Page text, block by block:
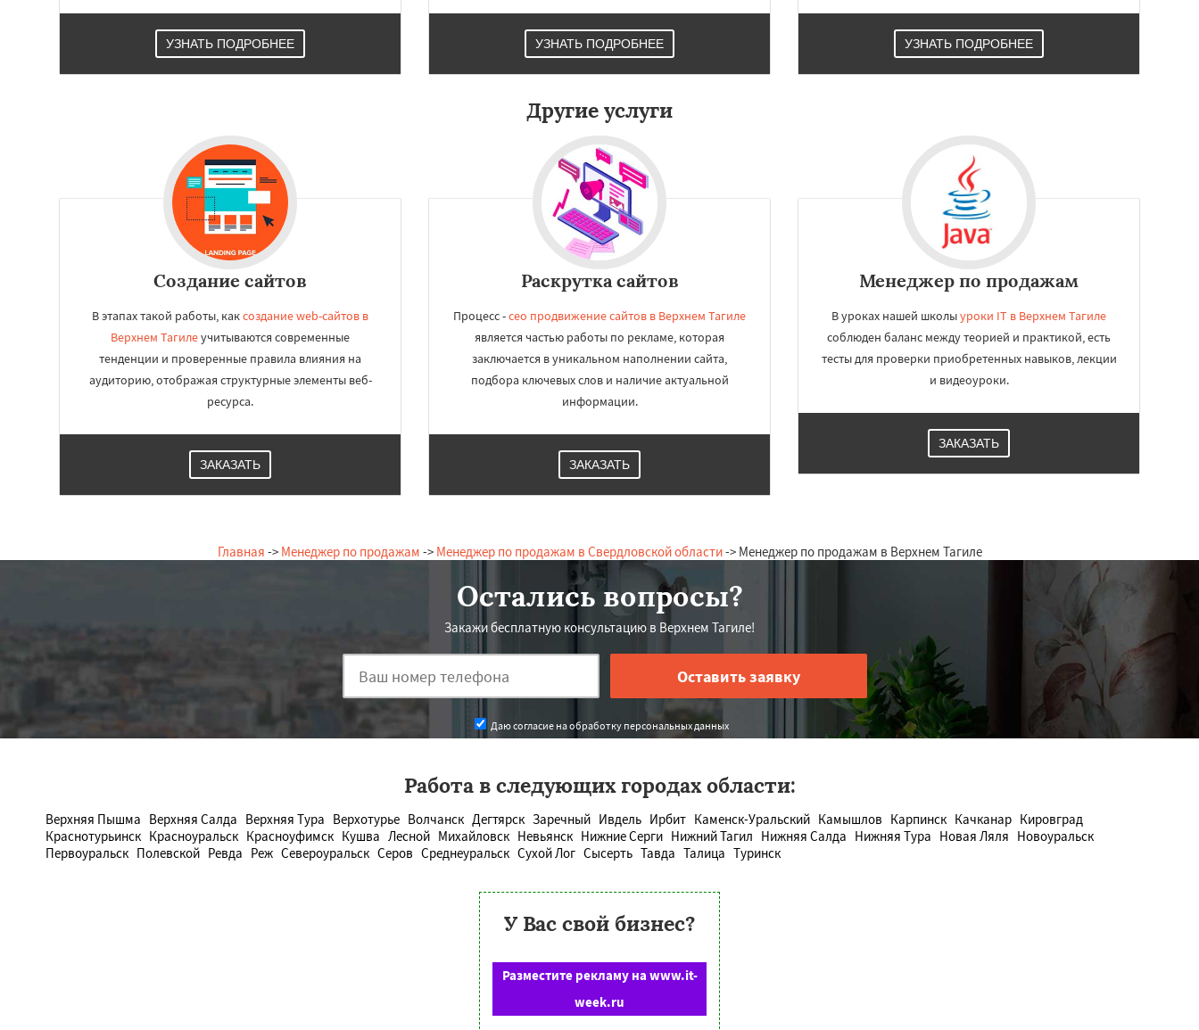
Качканар Кировград Краснотурьинск
Красноуральск
Кушва
Нижние Серги
Нижняя Салда Нижняя Тура Новая Ляля
Тавда
УЗНАТЬ ПОДРОБНЕЕ УЗНАТЬ ПОДРОБНЕЕ УЗНАТЬ ПОДРОБНЕЕ
Другие услуги
Создание сайтов
В этапах такой работы, каксоздание web-сайтов в
Верхнем Тагилеучитываются современные
тенденции и проверенные правила влияния на
аудиторию, отображая структурные элементы веб-
ресурса.
ЗАКАЗАТЬ
Раскрутка сайтов
Процесс -сео продвижение сайтов в Верхнем Тагиле
является частью работы по рекламе, которая
заключается в уникальном наполнении сайта,
подбора ключевых слов и наличие актуальной
информации.
ЗАКАЗАТЬ
Менеджер по продажам
В уроках нашей школыуроки IT в Верхнем Тагиле
соблюден баланс между теорией и практикой, есть
тесты для проверки приобретенных навыков, лекции
и видеоуроки.
ЗАКАЗАТЬ
Главная -> Менеджер по продажам -> Менеджер по продажам в Свердловской области-> Менеджер по продажам в Верхнем Тагиле
Остались вопросы?
Закажи бесплатную консультацию в Верхнем Тагиле!
Даю согласие на обработку персональных данных
Работа в следующих городах области:
Верхняя Пышма Верхняя Салда Верхняя Тура Верхотурье Волчанск Дегтярск Заречный Ивдель Ирбит Каменск-Уральский Камышлов Карпинск Качканар Кировград
Краснотурьинск Красноуральск Красноуфимск Кушва Лесной Михайловск Невьянск Нижние Серги Нижний Тагил Нижняя Салда Нижняя Тура Новая Ляля Новоуральск
Первоуральск Полевской Ревда Реж Североуральск Серов Среднеуральск Сухой Лог Сысерть Тавда Талица Туринск
У Вас свой бизнес?
Разместите рекламу на www.it-
week.ru
Даю согласие на обработку персональных данных